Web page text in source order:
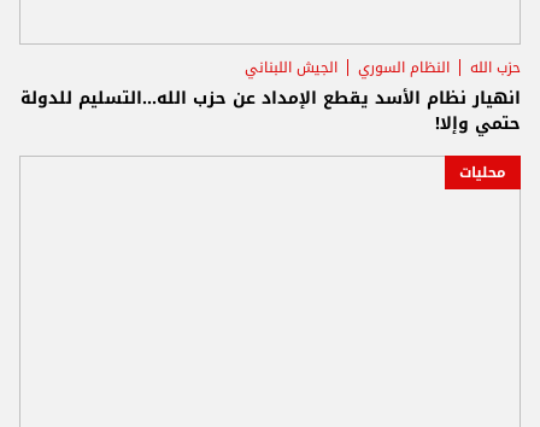
حزب الله النظام السوري الجيش اللبناني
انهيار نظام الأسد يقطع الإمداد عن حزب الله...التسليم للدولة
حتمي وإلا!
محليات